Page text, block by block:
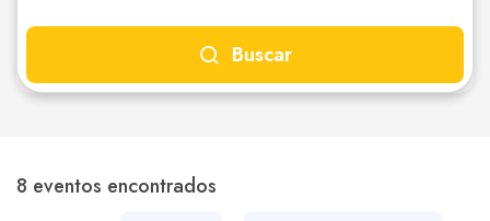
Carros
Pasadía
Grupos
Buscar
8 eventos encontrados